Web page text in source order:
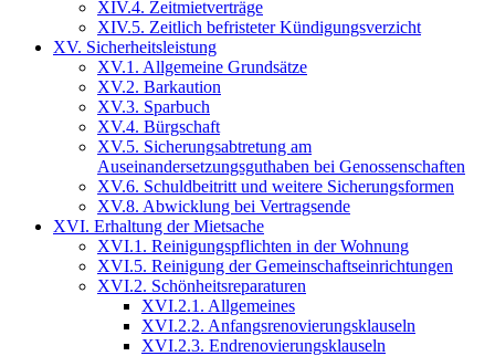
XIV.4. Zeitmietverträge
XIV.5. Zeitlich befristeter Kündigungsverzicht
XV. Sicherheitsleistung
XV.1. Allgemeine Grundsätze
XV.2. Barkaution
XV.3. Sparbuch
XV.4. Bürgschaft
XV.5. Sicherungsabtretung am
Auseinandersetzungsguthaben bei Genossenschaften
XV.6. Schuldbeitritt und weitere Sicherungsformen
XV.8. Abwicklung bei Vertragsende
XVI. Erhaltung der Mietsache
XVI.1. Reinigungspflichten in der Wohnung
XVI.5. Reinigung der Gemeinschaftseinrichtungen
XVI.2. Schönheitsreparaturen
XVI.2.1. Allgemeines
XVI.2.2. Anfangsrenovierungsklauseln
XVI.2.3. Endrenovierungsklauseln